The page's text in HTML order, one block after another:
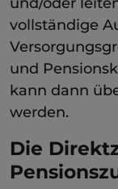
vollständige
und
kann dann
werden.
Die